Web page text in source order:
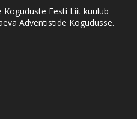
Eesti Liit kuulub
Adventistide Kogudusse.